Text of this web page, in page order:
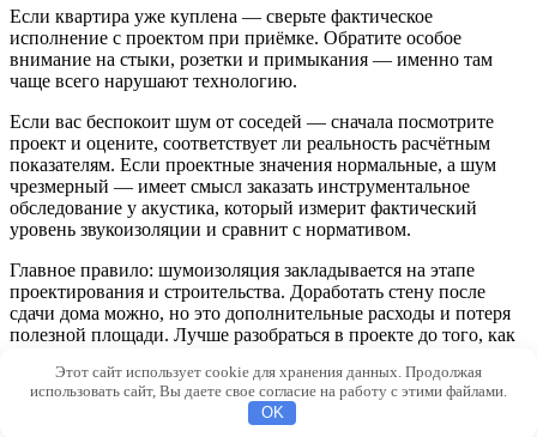
Если квартира уже куплена — сверьте фактическое
исполнение с проектом при приёмке. Обратите особое
внимание на стыки, розетки и примыкания — именно там
чаще всего нарушают технологию.
Если вас беспокоит шум от соседей — сначала посмотрите
проект и оцените, соответствует ли реальность расчётным
показателям. Если проектные значения нормальные, а шум
чрезмерный — имеет смысл заказать инструментальное
обследование у акустика, который измерит фактический
уровень звукоизоляции и сравнит с нормативом.
Главное правило: шумоизоляция закладывается на этапе
проектирования и строительства. Доработать стену после
сдачи дома можно, но это дополнительные расходы и потеря
полезной площади. Лучше разобраться в проекте до того, как
© 2026 Archi-M.ru
Этот сайт использует cookie для хранения данных. Продолжая
использовать сайт, Вы даете свое согласие на работу с этими файлами.
OK